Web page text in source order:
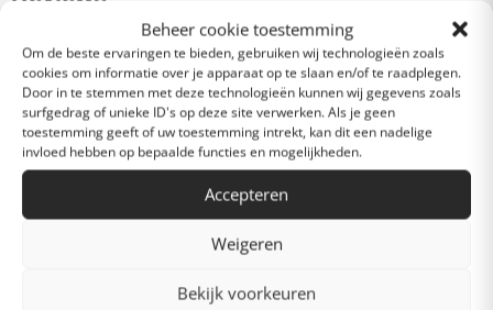
Beheer cookie toestemming
Om de beste ervaringen te bieden, gebruiken wij technologieën zoals
cookies om informatie over je apparaat op te slaan en/of te raadplegen.
Door in te stemmen met deze technologieën kunnen wij gegevens zoals
surfgedrag of unieke ID's op deze site verwerken. Als je geen
toestemming geeft of uw toestemming intrekt, kan dit een nadelige
invloed hebben op bepaalde functies en mogelijkheden.
Accepteren
Weigeren
Bekijk voorkeuren
basis van 0 reviews)
Uitstekend
Heel goed
Gemiddeld